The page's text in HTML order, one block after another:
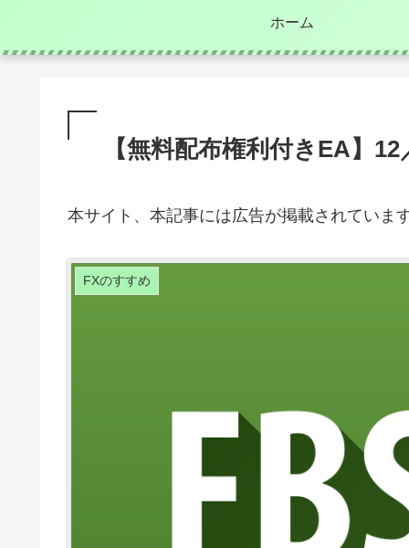
ホーム
【無料配布権利付きEA】
本サイト、本記事には広告が掲載されていま
FXのすすめ